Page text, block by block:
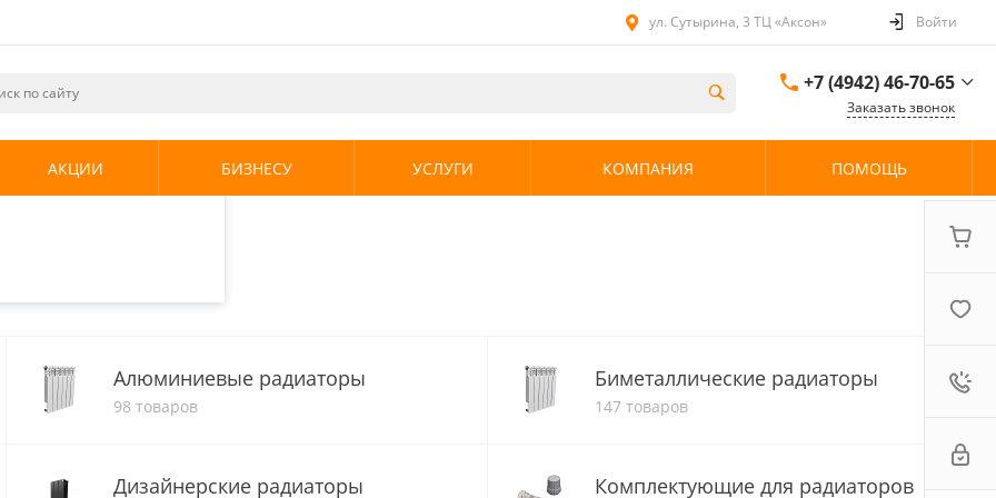
и
использования.
.
ул. Сутырина, 3 ТЦ «Аксон» Войти
+7 (4942) 46-70-65
ул. Сутырина, 3 ТЦ
Заказать звонок
АКЦИИ БИЗНЕСУ УСЛУГИ КОМПАНИЯ ПОМОЩЬ
Алюминиевые радиаторы
98 товаров
Биметаллические радиаторы
147 товаров
Дизайнерские радиаторы Комплектующие для радиаторов